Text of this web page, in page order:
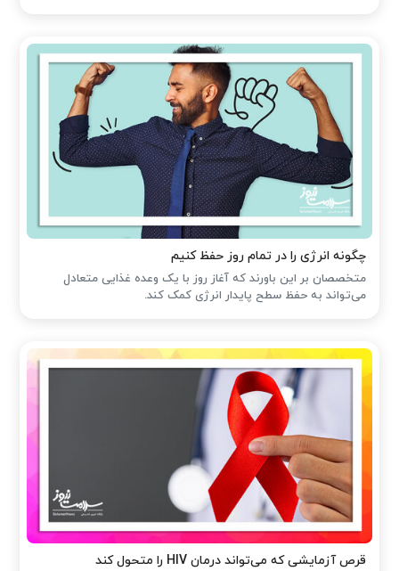
چگونه انرژی را در تمام روز حفظ کنیم
متخصصان بر این باورند که آغاز روز با یک وعده غذایی متعادل
می‌تواند به حفظ سطح پایدار انرژی کمک کند.
قرص آزمایشی که می‌تواند درمان HIV را متحول کند